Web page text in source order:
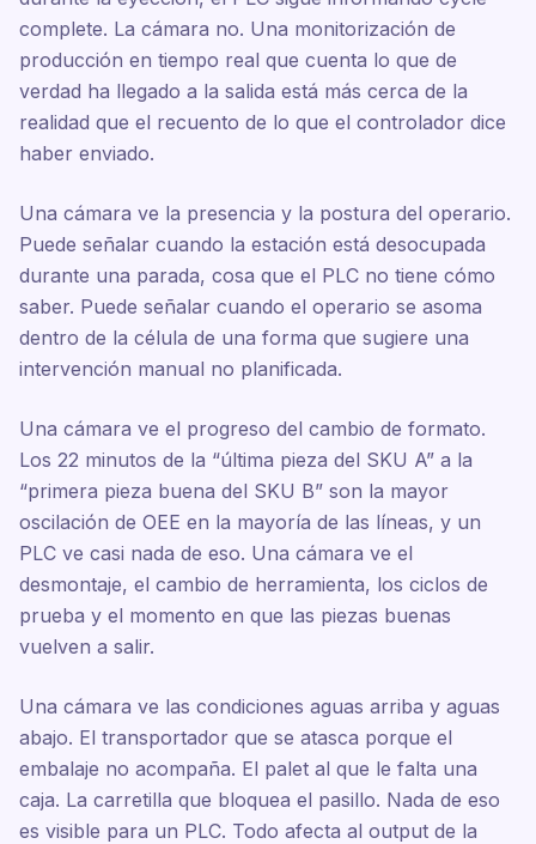
complete. La cámara no. Una monitorización de
producción en tiempo real que cuenta lo que de
verdad ha llegado a la salida está más cerca de la
realidad que el recuento de lo que el controlador dice
haber enviado.
Una cámara ve la presencia y la postura del operario.
Puede señalar cuando la estación está desocupada
durante una parada, cosa que el PLC no tiene cómo
saber. Puede señalar cuando el operario se asoma
dentro de la célula de una forma que sugiere una
intervención manual no planificada.
Una cámara ve el progreso del cambio de formato.
Los 22 minutos de la “última pieza del SKU A” a la
“primera pieza buena del SKU B” son la mayor
oscilación de OEE en la mayoría de las líneas, y un
PLC ve casi nada de eso. Una cámara ve el
desmontaje, el cambio de herramienta, los ciclos de
prueba y el momento en que las piezas buenas
vuelven a salir.
Una cámara ve las condiciones aguas arriba y aguas
abajo. El transportador que se atasca porque el
embalaje no acompaña. El palet al que le falta una
caja. La carretilla que bloquea el pasillo. Nada de eso
es visible para un PLC. Todo afecta al output de la